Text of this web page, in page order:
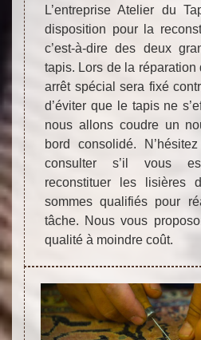
L’entreprise Atelier du
disposition pour la
c’est-à-dire des deux
tapis. Lors de la réparation
arrêt spécial sera fixé
d’éviter que le tapis ne
nous allons coudre un
bord consolidé.
consulter s’il vous
reconstituer les lisières
sommes qualifiés pour
tâche. Nous vous
qualité à moindre coût.